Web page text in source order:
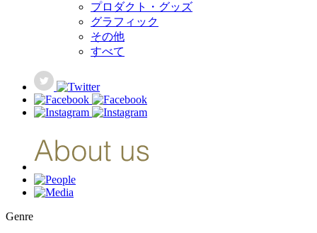
プロダクト・グッズ
グラフィック
その他
すべて
Genre